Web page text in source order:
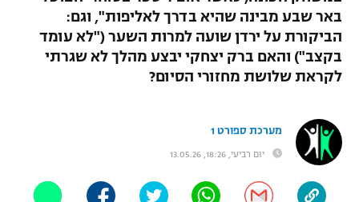
ברחבה
"מחצית בשכונה" – פודקאסט
הפועל באר שבע
מכבי נתניה
ליגה סינית
ליגה ברזילאית
ליגות נוספות
אגרוף
ספורט אולימפי
היאבקות WWE
באר שבע מבינה שהיא בדרך לאליפות", וגם:
הביקורת על ירדן שועה למרות השער ("לא עומד
בקצב") והאם ברק יצחקי יבצע מהלך לא שגרתי
לקראת שלושת מחזורי הסיום?
מערכת ספורט 1
יום רביעי, 18:26, 13.05.26